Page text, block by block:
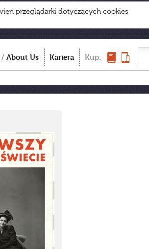
przeglądarki dotyczących cookies
/ About Us Kariera Kup: